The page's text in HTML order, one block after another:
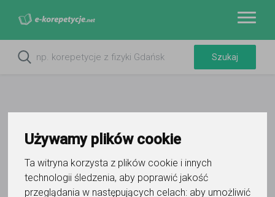
Używamy plików cookie
Ta witryna korzysta z plików cookie i innych
technologii śledzenia, aby poprawić jakość
przeglądania w następujących celach: aby umożliwić